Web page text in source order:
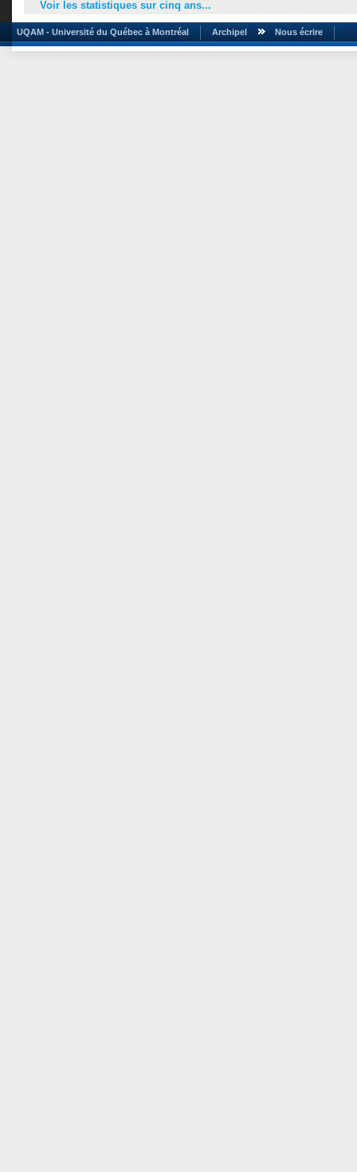
Voir les statistiques sur cinq ans...
UQAM - Université du Québec à Montréal Archipel Nous écrire